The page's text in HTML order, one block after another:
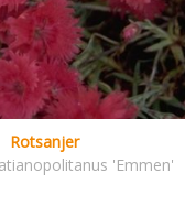
Rotsanjer
'Emmen'